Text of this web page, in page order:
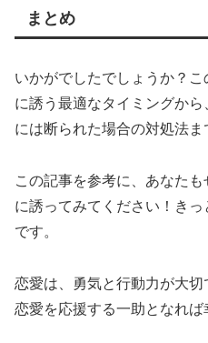
まとめ
いかがでしたでしょうか？
に誘う最適なタイミングか
には断られた場合の対処法ま
この記事を参考に、あなた
に誘ってみてください！き
です。
恋愛は、勇気と行動力が大
恋愛を応援する一助となれば